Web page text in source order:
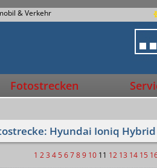
& Verkehr
Fotostrecken
Hyundai Ioniq
1 2 3 4 5 6 7 8 9 10 11 12 13 14 15